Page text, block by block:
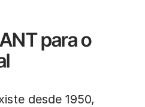
para o
desde 1950,